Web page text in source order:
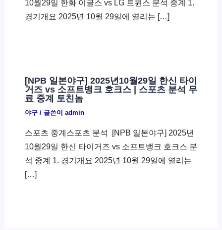
10월29일 한화 이글스 vs LG 트윈스 분석 중계 1.
경기개요 2025년 10월 29일에 열리는 […]
[NPB 일본야구] 2025년10월29일 한신 타이
거즈 vs 소프트뱅크 호크스 | 스포츠 분석 무
료 중계 토친놈
야구/ 글쓴이 admin
스포츠 중계스포츠 분석 ​ [NPB 일본야구] 2025년
10월29일 한신 타이거즈 vs 소프트뱅크 호크스 분
석 중계 1. 경기개요 2025년 10월 29일에 열리는
[…]